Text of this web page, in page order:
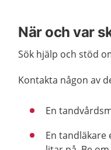
När och var
Sök hjälp och stöd
Kontakta någon av
En
En